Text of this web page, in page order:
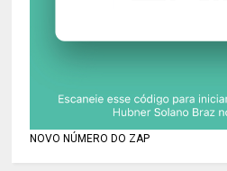
NOVO NÚMERO DO ZAP